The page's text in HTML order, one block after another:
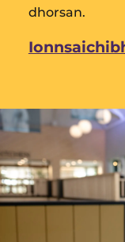
dhorsan.